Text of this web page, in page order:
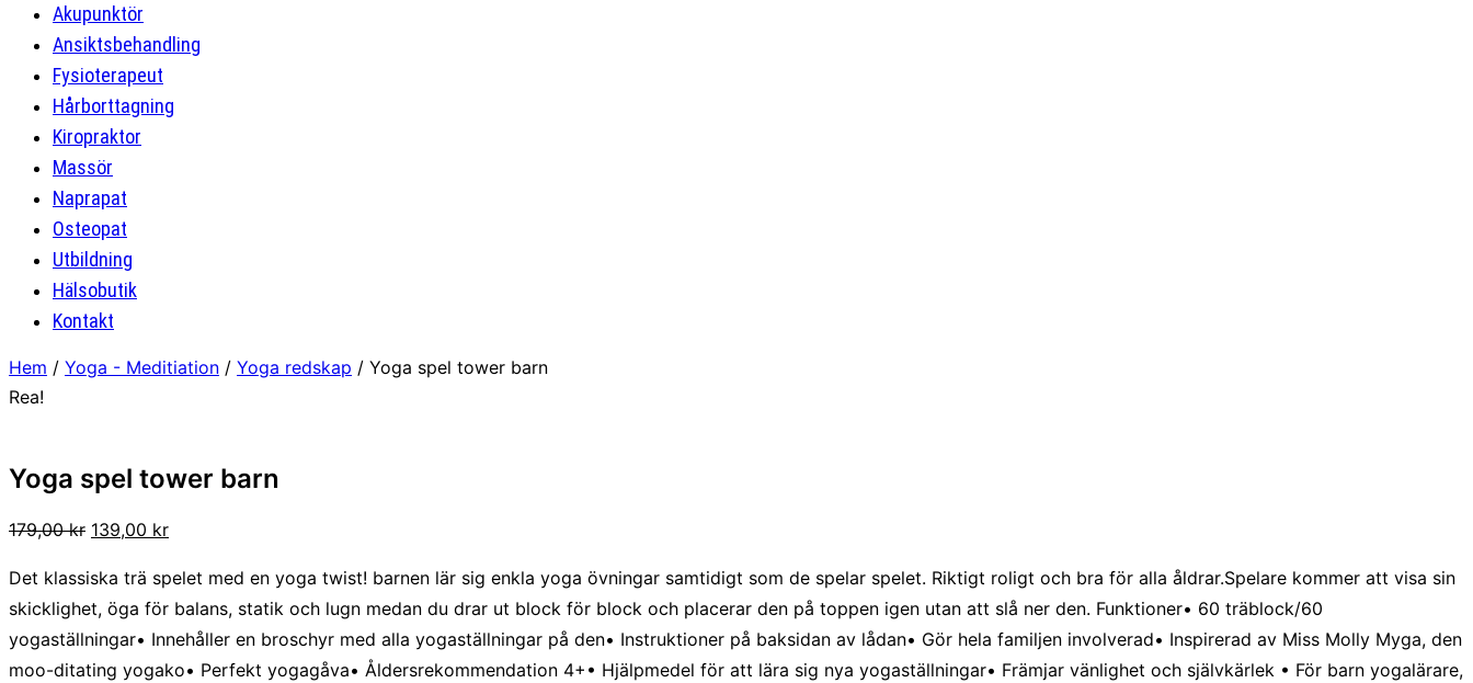
Akupunktör
Ansiktsbehandling
Fysioterapeut
Hårborttagning
Kiropraktor
Massör
Naprapat
Osteopat
Utbildning
Hälsobutik
Kontakt
Hem / Yoga - Meditiation / Yoga redskap / Yoga spel tower barn
Rea!
Yoga spel tower barn
179,00kr Det
priset
var:
179,00 kr.
139,00 krDet
priset
är:
139,00 kr.
Det klassiska trä spelet med en yoga twist! barnen lär sig enkla yoga övningar samtidigt som de spelar spelet. Riktigt roligt och bra för alla åldrar.Spelare kommer att visa sin
skicklighet, öga för balans, statik och lugn medan du drar ut block för block och placerar den på toppen igen utan att slå ner den. Funktioner• 60 träblock/60
yogaställningar• Innehåller en broschyr med alla yogaställningar på den• Instruktioner på baksidan av lådan• Gör hela familjen involverad• Inspirerad av Miss Molly Myga, den
moo-ditating yogako• Perfekt yogagåva• Åldersrekommendation 4+• Hjälpmedel för att lära sig nya yogaställningar• Främjar vänlighet och självkärlek • För barn yogalärare,